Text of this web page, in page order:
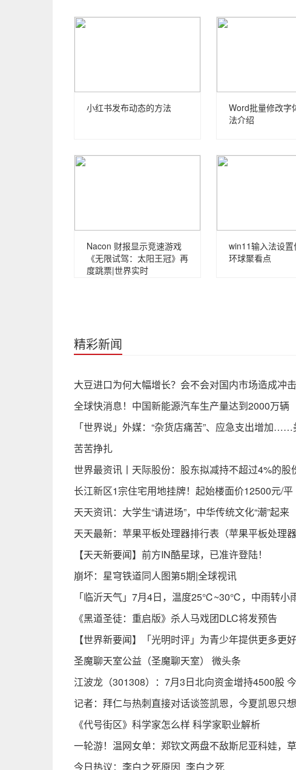
小红书发布动态的方法
Word批量修改字
法介绍
Nacon 财报显示竞速游戏
《无限试驾：太阳王冠》再
度跳票|世界实时
win11输入法设置
环球聚看点
精彩新闻
大豆进口为何大幅增长？会不会对国内市场造成冲
全球快消息！中国新能源汽车生产量达到2000万辆
「世界说」外媒：“杂货店痛苦”、应急支出增加
苦苦挣扎
世界最资讯丨天际股份：股东拟减持不超过4%的股
长江新区1宗住宅用地挂牌！起始楼面价12500元/平
天天资讯：大学生“请进场”，中华传统文化“潮”起来
天天最新：苹果平板处理器排行表（苹果平板处理器
【天天新要闻】前方IN酷星球，已准许登陆！
崩坏：星穹铁道同人图第5期|全球视讯
「临沂天气」7月4日，温度25℃~30℃，中雨转小
《黑道圣徒：重启版》杀人马戏团DLC将发预告
【世界新要闻】「光明时评」为青少年提供更多更
圣魔聊天室公益（圣魔聊天室） 微头条
江波龙（301308）：7月3日北向资金增持4500股
记者：拜仁与热刺直接对话谈签凯恩，今夏凯恩只
《代号街区》科学家怎么样 科学家职业解析
一轮游！温网女单：郑钦文两盘不敌斯尼亚科娃，
今日热议：李白之死原因_李白之死